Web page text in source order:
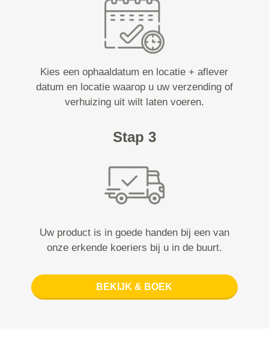
Kies een ophaaldatum en locatie + aflever
datum en locatie waarop u uw verzending of
verhuizing uit wilt laten voeren.
Stap 3
Uw product is in goede handen bij een van
onze erkende koeriers bij u in de buurt.
BEKIJK & BOEK